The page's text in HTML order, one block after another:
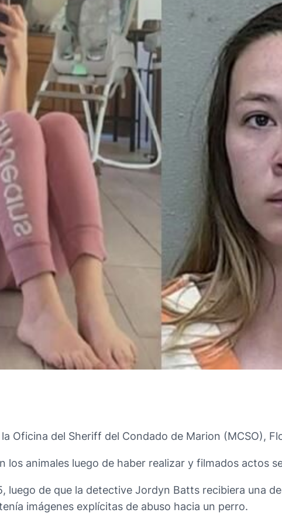
Oficina del Sheriff del Condado de Marion (MCSO),
los animales luego de haber realizar y filmados actos
luego de que la detective Jordyn Batts recibiera una
imágenes explícitas de abuso hacia un perro.